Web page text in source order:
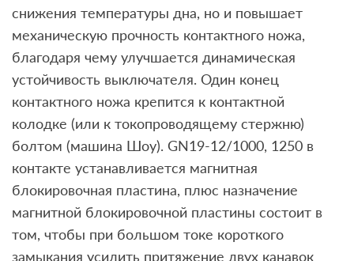
снижения температуры дна, но и повышает
механическую прочность контактного ножа,
благодаря чему улучшается динамическая
устойчивость выключателя. Один конец
контактного ножа крепится к контактной
колодке (или к токопроводящему стержню)
болтом (машина Шоу). GN19-12/1000, 1250 в
контакте устанавливается магнитная
блокировочная пластина, плюс назначение
магнитной блокировочной пластины состоит в
том, чтобы при большом токе короткого
замыкания усилить притяжение двух канавок